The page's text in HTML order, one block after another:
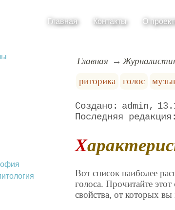
Главная Контакты О
Главная
риторика
голос
admin
Вот список наиболее
голоса. Прочитайте
свойства, от которых вы